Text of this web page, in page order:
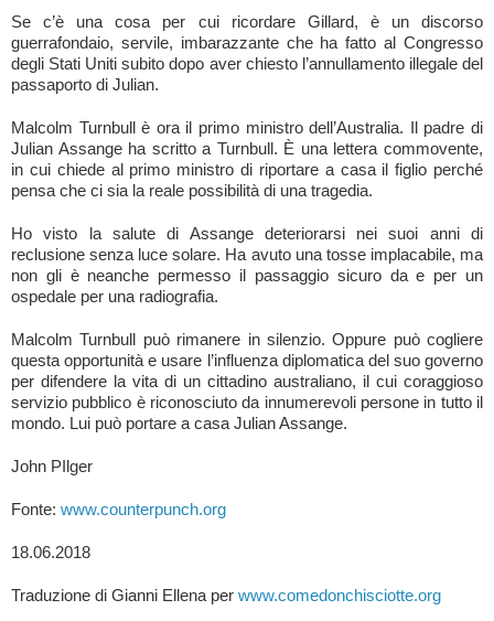
Se c’è una cosa per cui ricordare Gillard, è un discorso
guerrafondaio, servile, imbarazzante che ha fatto al Congresso
degli Stati Uniti subito dopo aver chiesto l’annullamento illegale del
passaporto di Julian.
Malcolm Turnbull è ora il primo ministro dell’Australia. Il padre di
Julian Assange ha scritto a Turnbull. È una lettera commovente,
in cui chiede al primo ministro di riportare a casa il figlio perché
pensa che ci sia la reale possibilità di una tragedia.
Ho visto la salute di Assange deteriorarsi nei suoi anni di
reclusione senza luce solare. Ha avuto una tosse implacabile, ma
non gli è neanche permesso il passaggio sicuro da e per un
ospedale per una radiografia.
Malcolm Turnbull può rimanere in silenzio. Oppure può cogliere
questa opportunità e usare l’influenza diplomatica del suo governo
per difendere la vita di un cittadino australiano, il cui coraggioso
servizio pubblico è riconosciuto da innumerevoli persone in tutto il
mondo. Lui può portare a casa Julian Assange.
John PIlger
Fonte: www.counterpunch.org
18.06.2018
Traduzione di Gianni Ellena per www.comedonchisciotte.org